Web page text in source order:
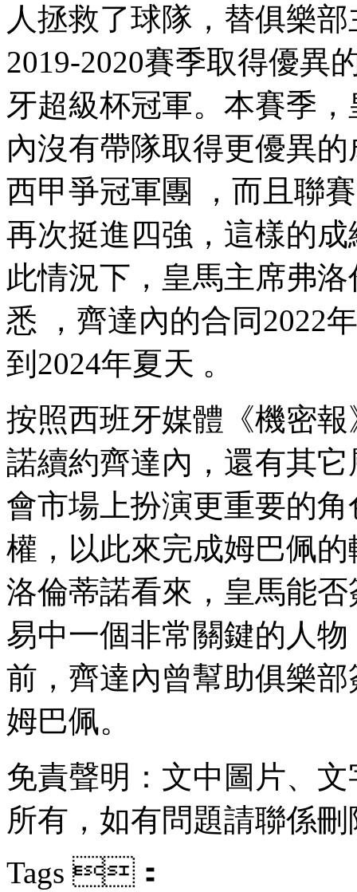
人拯救了球隊，替俱樂
2019-2020賽季取得優異的
牙超級杯冠軍。本賽季
內沒有帶隊取得更優異的
西甲爭冠軍團 ，而且
再次挺進四強，這樣的
此情況下，皇馬主席弗
悉 ，齊達內的合同
到2024年夏天  。
按照西班牙媒體《機密報
諾續約齊達內 ，還有其
會市場上扮演更重要的角
權 ，以此來完成姆巴佩
洛倫蒂諾看來 ，皇馬能
易中一個非常關鍵的人物 
前，齊達內曾幫助俱樂
姆巴佩。
免責聲明：文中圖片
所有 ，如有問題請聯係刪除
Tags ：